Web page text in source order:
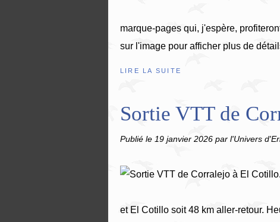
marque-pages qui, j'espère,
sur l'image pour afficher plus de
LIRE LA SUITE
Sortie VTT de
Publié le 19 janvier 2026 par l'Univers
et El Cotillo soit 48 km aller-retour.